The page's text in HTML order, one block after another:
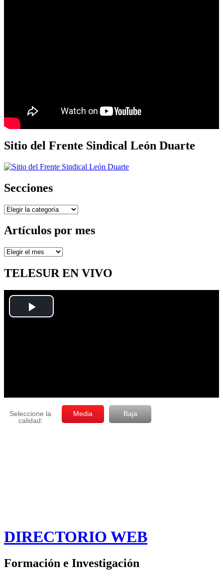
Sitio del Frente Sindical León Duarte
Secciones
Secciones
Artículos por mes
Artículos
mes
TELESUR EN VIVO
DIRECTORIO WEB
Formación e Investigación